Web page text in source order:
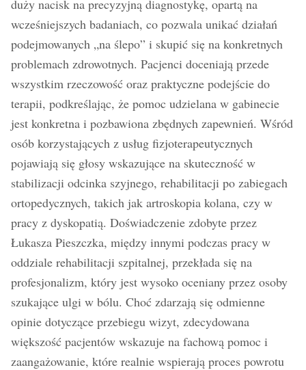
duży nacisk na precyzyjną diagnostykę, opartą na
wcześniejszych badaniach, co pozwala unikać działań
podejmowanych „na ślepo” i skupić się na konkretnych
problemach zdrowotnych. Pacjenci doceniają przede
wszystkim rzeczowość oraz praktyczne podejście do
terapii, podkreślając, że pomoc udzielana w gabinecie
jest konkretna i pozbawiona zbędnych zapewnień. Wśród
osób korzystających z usług fizjoterapeutycznych
pojawiają się głosy wskazujące na skuteczność w
stabilizacji odcinka szyjnego, rehabilitacji po zabiegach
ortopedycznych, takich jak artroskopia kolana, czy w
pracy z dyskopatią. Doświadczenie zdobyte przez
Łukasza Pieszczka, między innymi podczas pracy w
oddziale rehabilitacji szpitalnej, przekłada się na
profesjonalizm, który jest wysoko oceniany przez osoby
szukające ulgi w bólu. Choć zdarzają się odmienne
opinie dotyczące przebiegu wizyt, zdecydowana
większość pacjentów wskazuje na fachową pomoc i
zaangażowanie, które realnie wspierają proces powrotu